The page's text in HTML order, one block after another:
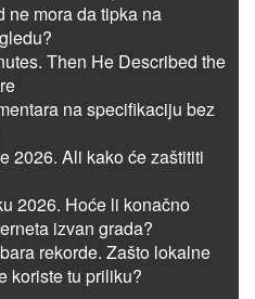
ne mora da tipka na
Then He Described the
na specifikaciju bez
2026. Ali kako će zaštititi
2026. Hoće li konačno
izvan grada?
rekorde. Zašto lokalne
koriste tu priliku?